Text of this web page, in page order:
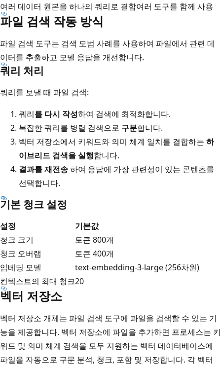
여러 데이터 원본을 하나의 쿼리로 결합여러 도구를 함께 사용
파일 검색 작동 방식
파일 검색 도구는 검색 모범 사례를 사용하여 파일에서 관련 데
이터를 추출하고 모델 응답을 개선합니다.
쿼리 처리
쿼리를 보낼 때 파일 검색:
쿼리를 다시 작성하여 검색에 최적화합니다.
복잡한 쿼리를 병렬 검색으로 구분합니다.
벡터 저장소에서 키워드와 의미 체계 일치를 결합하는 하
이브리드 검색을 실행합니다.
결과를 재전송하여 응답에 가장 관련성이 있는 콘텐츠를
선택합니다.
기본 청크 설정
설정
기본값
청크 크기
토큰 800개
청크 오버랩
토큰 400개
임베딩 모델
text-embedding-3-large (256차원)
컨텍스트의 최대 청크20
벡터 저장소
벡터 저장소 개체는 파일 검색 도구에 파일을 검색할 수 있는 기
능을 제공합니다. 벡터 저장소에 파일을 추가하면 프로세스는 키
워드 및 의미 체계 검색을 모두 지원하는 벡터 데이터베이스에
파일을 자동으로 구문 분석, 청크, 포함 및 저장합니다. 각 벡터